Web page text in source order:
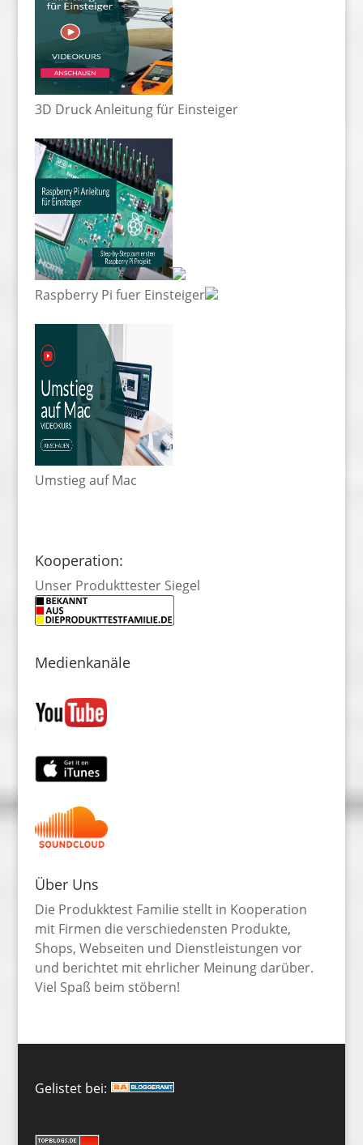
3D Druck Anleitung für Einsteiger
Raspberry Pi fuer Einsteiger
Umstieg auf Mac
Kooperation:
Unser Produkttester Siegel
Medienkanäle
Über Uns
Die Produkktest Familie stellt in Kooperation
mit Firmen die verschiedensten Produkte,
Shops, Webseiten und Dienstleistungen vor
und berichtet mit ehrlicher Meinung darüber.
Viel Spaß beim stöbern!
Gelistet bei: